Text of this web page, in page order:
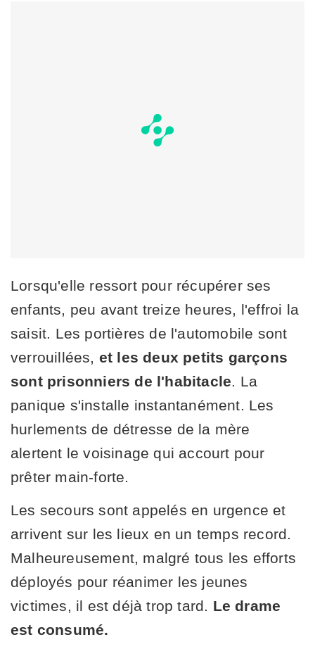
Lorsqu'elle ressort pour récupérer ses
enfants, peu avant treize heures, l'effroi la
saisit. Les portières de l'automobile sont
verrouillées, et les deux petits garçons
sont prisonniers de l'habitacle. La
panique s'installe instantanément. Les
hurlements de détresse de la mère
alertent le voisinage qui accourt pour
prêter main-forte.
Les secours sont appelés en urgence et
arrivent sur les lieux en un temps record.
Malheureusement, malgré tous les efforts
déployés pour réanimer les jeunes
victimes, il est déjà trop tard. Le drame
est consumé.